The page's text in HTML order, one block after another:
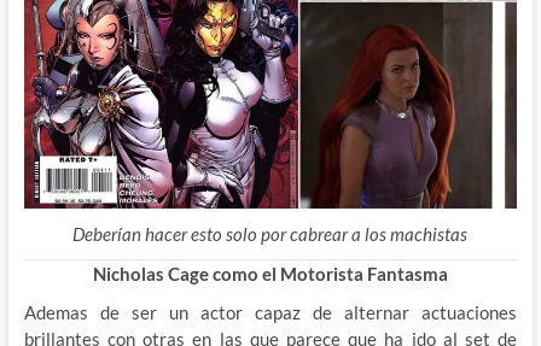
Deberían hacer esto solo por cabrear a los machistas
Nicholas Cage como el Motorista Fantasma
Ademas de ser un actor capaz de alternar actuaciones
brillantes con otras en las que parece que ha ido al set de